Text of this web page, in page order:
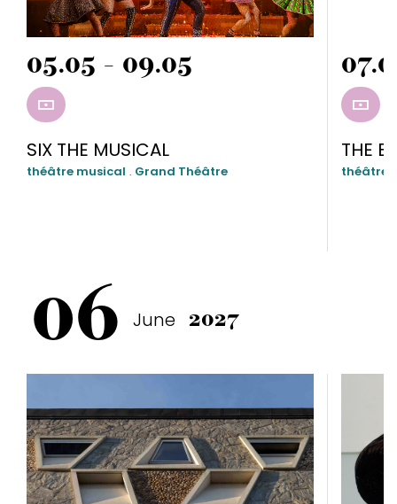
05.05 - 09.05
RÉSERVER
SIX THE MUSICAL
théâtre musical . Grand Théâtre
THE
théâtre
06 June 2027